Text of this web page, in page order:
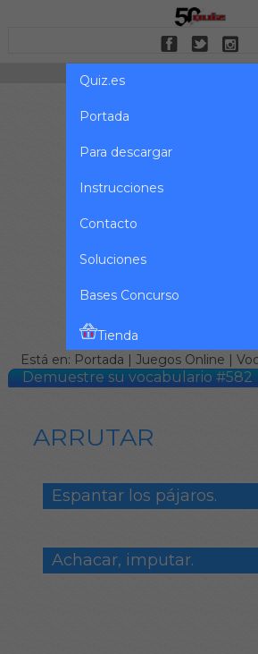
Quiz.es
Portada
Para descargar
Instrucciones
Contacto
Soluciones
Bases Concurso
Tienda
Está en: Portada | Juegos Online |
Demuestre su vocabulario #582
ARRUTAR
Espantar los pájaros.
Achacar, imputar.